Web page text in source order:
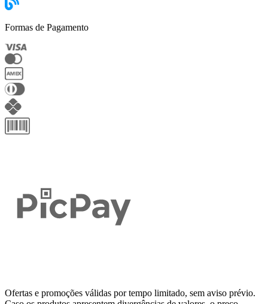
Formas de Pagamento
Ofertas e promoções válidas por tempo limitado, sem aviso prévio.